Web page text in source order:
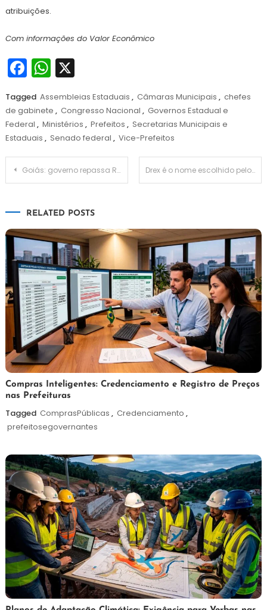
atribuições.
Com informações do Valor Econômico
Facebook
WhatsApp
X
Tagged Assembleias Estaduais , Câmaras Municipais , chefes
de gabinete , Congresso Nacional , Governos Estadual e
Federal , Ministérios , Prefeitos , Secretarias Municipais e
Estaduais , Senado federal , Vice-Prefeitos
Navegação
Goiás: governo repassa R$ 14 milhões para assistência social dos municípios Drex é o nome escolhido pelo BC para o novo Real Digital
RELATED POSTS
6
de
agosto
de
2026
Redação
Compras Inteligentes: Credenciamento e Registro de Preços
nas Prefeituras
Tagged ComprasPúblicas , Credenciamento ,
prefeitosegovernantes